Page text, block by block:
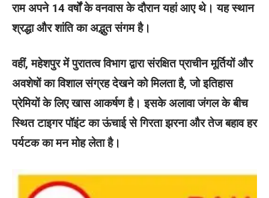
राम अपने 14 वर्षों के वनवास के दौरान यहां आए थे। यह स्थान
श्रद्धा और शांति का अद्भुत संगम है।
वहीं, महेशपुर में पुरातत्व विभाग द्वारा संरक्षित प्राचीन मूर्तियों और
अवशेषों का विशाल संग्रह देखने को मिलता है, जो इतिहास
प्रेमियों के लिए खास आकर्षण है। इसके अलावा जंगल के बीच
स्थित टाइगर पॉइंट का ऊंचाई से गिरता झरना और तेज बहाव हर
पर्यटक का मन मोह लेता है।